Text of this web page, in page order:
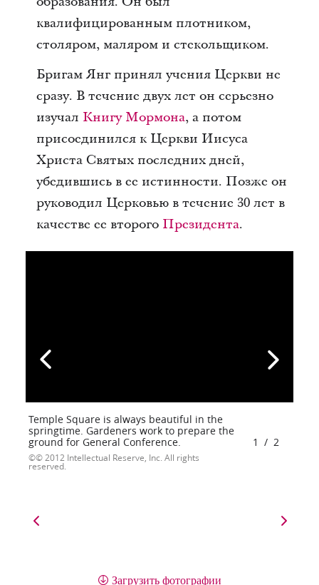
квалифицированным плотником,
столяром, маляром и стекольщиком.
Бригам Янг принял учения Церкви не
сразу. В течение двух лет он серьезно
изучал Книгу Мормона, а потом
присоединился к Церкви Иисуса
Христа Святых последних дней,
убедившись в ее истинности. Позже он
руководил Церковью в течение 30 лет в
качестве ее второго Президента.
Temple Square is always beautiful in the
springtime. Gardeners work to prepare the
ground for General Conference.
© 2012 Intellectual Reserve, Inc. All rights
reserved.
1 / 2
Загрузить фотографии